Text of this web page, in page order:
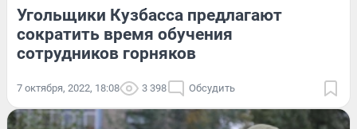
Угольщики Кузбасса предлагают
сократить время обучения
сотрудников горняков
7 октября, 2022, 18:08 3 398 Обсудить